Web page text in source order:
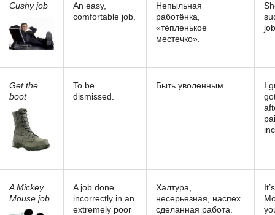
Сushy job
An easy,
comfortable job.
Непыльная
работёнка,
«тёпленькое
местечко».
Get the
boot
To be
dismissed.
Быть уволенным.
I
A Mickey
Mouse job
A job done
incorrectly in an
extremely poor
Халтура,
несерьезная, наспех
сделанная работа.